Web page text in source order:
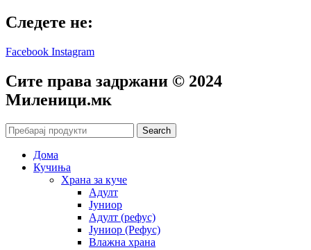
Следете не:
Facebook Instagram
Сите права задржани © 2024
Mиленици.мк
Search
Дома
Кучиња
Храна за куче
Адулт
Јуниор
Адулт (рефус)
Јуниор (Рефус)
Влажна храна